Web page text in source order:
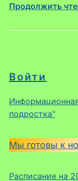
Войти
подростка"
Мы готовы к
Расписание на
Продолжить